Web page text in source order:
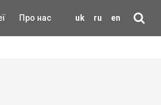
uk ru en
Про нас